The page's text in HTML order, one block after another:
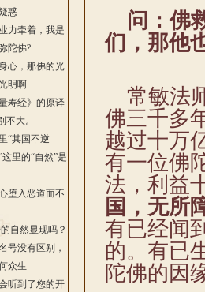
惑
力牵着，我是
陀佛?
心，那佛的光
明啊
寿经》的原译
不大。
“其国不逆
里的“自然”是
堕入恶道而不
自然显现吗？
号没有区别，
众生
听到了您的开
问：佛
们，那他
常敏法
佛三千多
越过十万
有一位佛
法，利益
国，无所
有已经闻
的。有已
陀佛的因